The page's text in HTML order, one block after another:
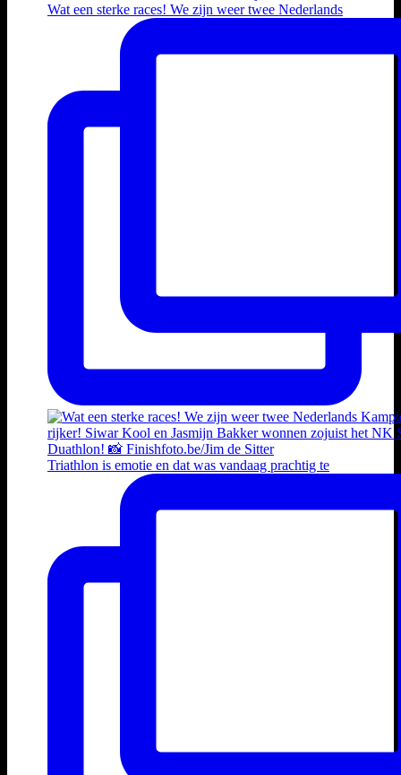
Wat een sterke races! We zijn weer twee Nederlands
Triathlon is emotie en dat was vandaag prachtig te